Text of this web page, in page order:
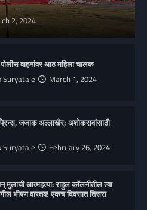
2, 2024
वाहनांवर आठ महिला चालक
Suryatale March 1, 2024
जजाक अल्लाखैर; अशोकरावांसाठी
Suryatale February 26, 2024
आत्महत्या: राहुल कॉलनीतील त्या
भीषण वास्तव! एकच दिवसात तिसरा